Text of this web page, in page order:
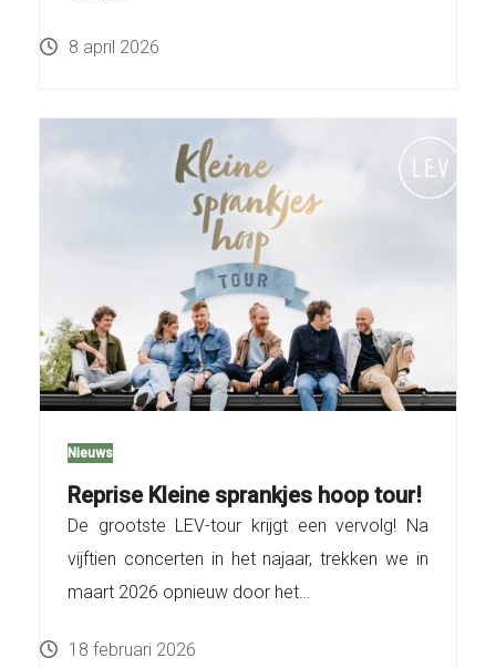
8 april 2026
Nieuws
Reprise Kleine sprankjes hoop tour!
De grootste LEV-tour krijgt een vervolg! Na
vijftien concerten in het najaar, trekken we in
maart 2026 opnieuw door het…
18 februari 2026